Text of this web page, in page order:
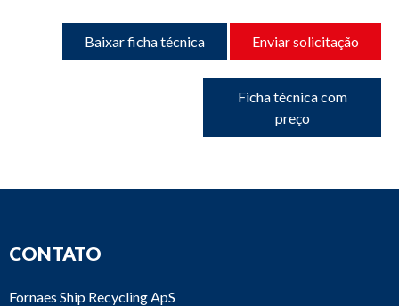
Baixar ficha técnica Enviar solicitação
Ficha técnica com
preço
CONTATO
Fornaes Ship Recycling ApS